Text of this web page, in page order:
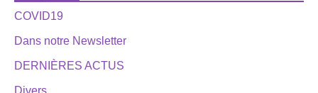
COVID19
Dans notre Newsletter
DERNIÈRES ACTUS
Divers